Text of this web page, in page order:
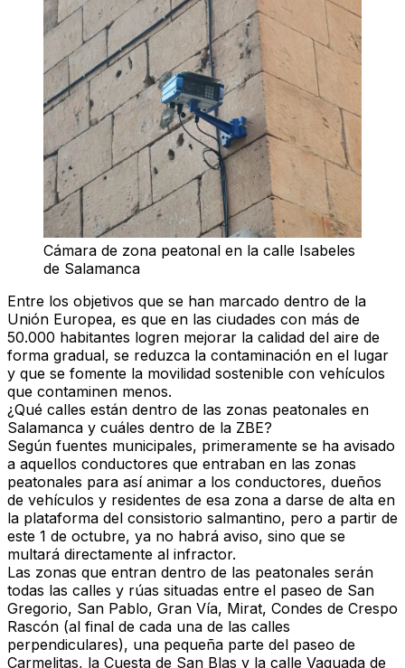
Cámara de zona peatonal en la calle Isabeles
de Salamanca
Entre los objetivos que se han marcado dentro de la
Unión Europea, es que en las ciudades con más de
50.000 habitantes logren mejorar la calidad del aire de
forma gradual, se reduzca la contaminación en el lugar
y que se fomente la movilidad sostenible con vehículos
que contaminen menos.
¿Qué calles están dentro de las zonas peatonales en
Salamanca y cuáles dentro de la ZBE?
Según fuentes municipales, primeramente se ha avisado
a aquellos conductores que entraban en las zonas
peatonales para así animar a los conductores, dueños
de vehículos y residentes de esa zona a darse de alta en
la plataforma del consistorio salmantino, pero a partir de
este 1 de octubre, ya no habrá aviso, sino que se
multará directamente al infractor.
Las zonas que entran dentro de las peatonales serán
todas las calles y rúas situadas entre el paseo de San
Gregorio, San Pablo, Gran Vía, Mirat, Condes de Crespo
Rascón (al final de cada una de las calles
perpendiculares), una pequeña parte del paseo de
Carmelitas, la Cuesta de San Blas y la calle Vaguada de